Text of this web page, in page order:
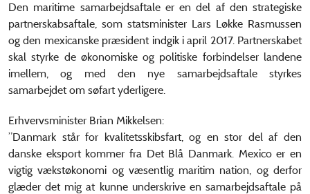
Den maritime samarbejdsaftale er en del af den strategiske
partnerskabsaftale, som statsminister Lars Løkke Rasmussen
og den mexicanske præsident indgik i april 2017. Partnerskabet
skal styrke de økonomiske og politiske forbindelser landene
imellem, og med den nye samarbejdsaftale styrkes
samarbejdet om søfart yderligere.
Erhvervsminister Brian Mikkelsen:
”Danmark står for kvalitetsskibsfart, og en stor del af den
danske eksport kommer fra Det Blå Danmark. Mexico er en
vigtig vækstøkonomi og væsentlig maritim nation, og derfor
glæder det mig at kunne underskrive en samarbejdsaftale på